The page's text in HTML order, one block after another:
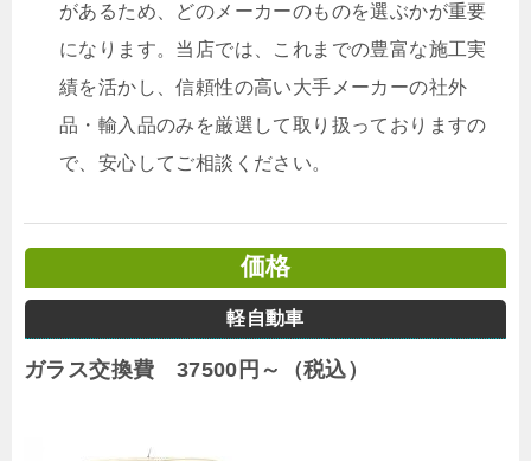
があるため、どのメーカーのものを選ぶかが重要
になります。当店では、これまでの豊富な施工実
績を活かし、信頼性の高い大手メーカーの社外
品・輸入品のみを厳選して取り扱っておりますの
で、安心してご相談ください。
価格
軽自動車
ガラス交換費 37500円～（税込）